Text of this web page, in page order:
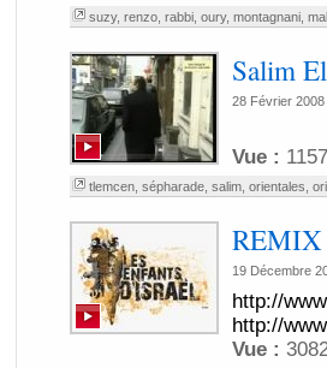
suzy, renzo, rabbi, oury, montagnani,
Salim
28 Février 2008
Vue :
tlemcen, sépharade, salim, orientales
REMIX
19 Décembre
http://
http://
Vue :